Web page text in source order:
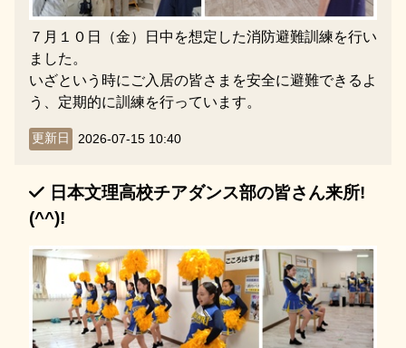
７月１０日（金）日中を想定した消防避難訓練を行い
ました。
いざという時にご入居の皆さまを安全に避難できるよ
う、定期的に訓練を行っています。
更新日 2026-07-15 10:40
日本文理高校チアダンス部の皆さん来所!
(^^)!